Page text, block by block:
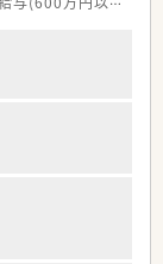
す。
性が高く、効率的
。